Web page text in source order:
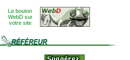
Le bouton
WebD sur
votre site